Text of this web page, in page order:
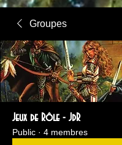
Groupes
Jeux de Rôle - JdR
Public · 4 membres